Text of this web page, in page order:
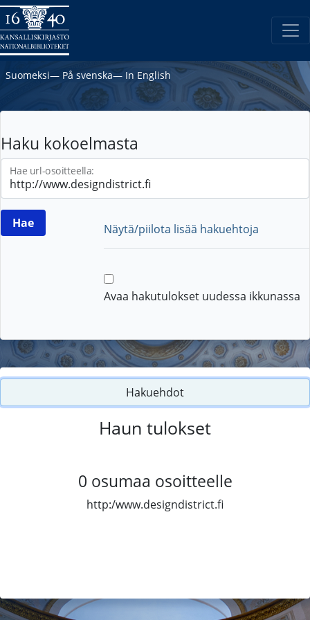
Suomeksi― På svenska― In English
Haku kokoelmasta
Hae url-osoitteella:
Näytä/piilota lisää hakuehtoja
Avaa hakutulokset uudessa ikkunassa
Hakuehdot
Haun tulokset
0 osumaa osoitteelle
http:/www.designdistrict.fi